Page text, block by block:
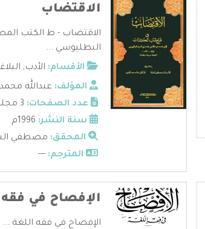
الاقتضاب
الاقتضاب - ط الكتب
البطليوسي ...
الأقسام: الأدب,
المؤلف: عبدالله
عدد الصفحات:
سنة النشر:
المحقق: مصطفي
المترجم: ---
الإفصاح في فقه
الإفصاح في فقه اللغة ...